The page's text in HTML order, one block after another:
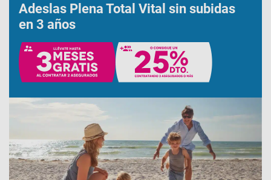
Adeslas Plena Total Vital sin subidas
en 3 años